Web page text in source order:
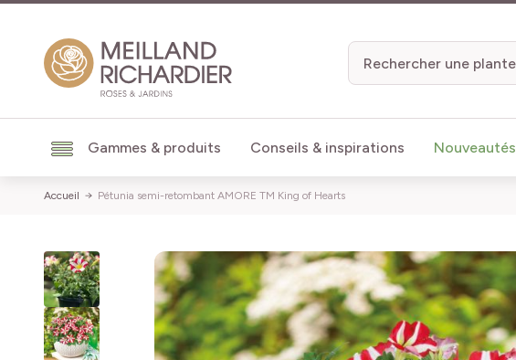
Gammes & produits Conseils & inspirations Nouveautés
Accueil Pétunia semi-retombant AMORE TM King of Hearts